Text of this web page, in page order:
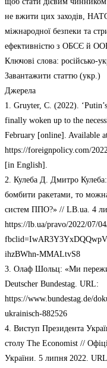
не вжити цих заходів,
міжнародної безпеки та
ефективністю з ОБСЄ й
Ключові слова: російсько-
Завантажити статтю (укр.)
Джерела
1. Gruyter, C. (2022).
finally woken up to the
February [online]. Available
https://foreignpolicy.com/
[in English].
2. Кулеба Д. Дмитро
бомбити ракетами, то
систем ППО?» // LB.ua. 4
https://lb.ua/pravo/2022/07/
ihzBWhn-MMALtvS8
3. Олаф Шольц: «Ми
Deutscher Bundestag. URL:
https://www.bundestag.de/
ukrainisch-882526
4. Виступ Президента
столу The Economist //
України. 5 липня 2022.